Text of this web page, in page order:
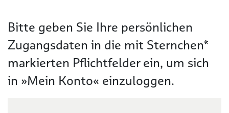
Bitte geben Sie Ihre persönlichen
Zugangsdaten in die mit Sternchen*
markierten Pflichtfelder ein, um sich
in »Mein Konto« einzuloggen.